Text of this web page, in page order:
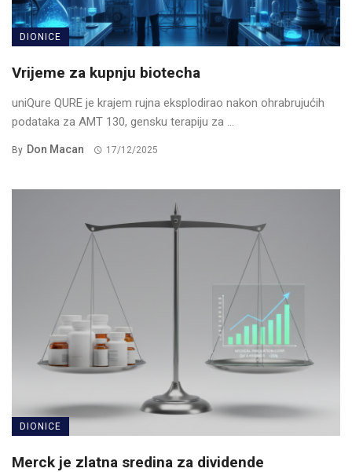
DIONICE
Vrijeme za kupnju biotecha
uniQure QURE je krajem rujna eksplodirao nakon ohrabrujućih
podataka za AMT 130, gensku terapiju za ...
By Don Macan 17/12/2025
DIONICE
Merck je zlatna sredina za dividende